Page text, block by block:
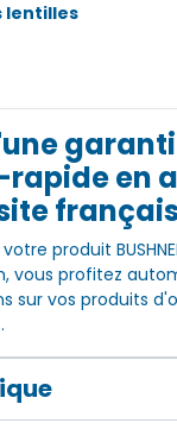
lentilles
rapide en
produit
vous profitez
sur vos produits